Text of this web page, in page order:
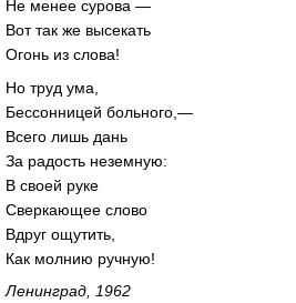
Не менее сурова —
Вот так же высекать
Огонь из слова!
Но труд ума,
Бессонницей больного,—
Всего лишь дань
За радость неземную:
В своей руке
Сверкающее слово
Вдруг ощутить,
Как молнию ручную!
Ленинград, 1962